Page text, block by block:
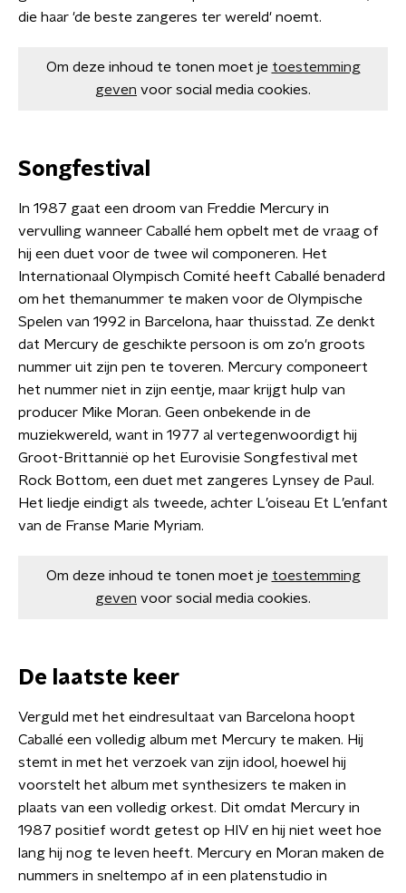
die haar 'de beste zangeres ter wereld' noemt.
Om deze inhoud te tonen moet je toestemming
geven voor social media cookies.
Songfestival
In 1987 gaat een droom van Freddie Mercury in
vervulling wanneer Caballé hem opbelt met de vraag of
hij een duet voor de twee wil componeren. Het
Internationaal Olympisch Comité heeft Caballé benaderd
om het themanummer te maken voor de Olympische
Spelen van 1992 in Barcelona, haar thuisstad. Ze denkt
dat Mercury de geschikte persoon is om zo'n groots
nummer uit zijn pen te toveren. Mercury componeert
het nummer niet in zijn eentje, maar krijgt hulp van
producer Mike Moran. Geen onbekende in de
muziekwereld, want in 1977 al vertegenwoordigt hij
Groot-Brittannië op het Eurovisie Songfestival met
Rock Bottom, een duet met zangeres Lynsey de Paul.
Het liedje eindigt als tweede, achter L’oiseau Et L’enfant
van de Franse Marie Myriam.
Om deze inhoud te tonen moet je toestemming
geven voor social media cookies.
De laatste keer
Verguld met het eindresultaat van Barcelona hoopt
Caballé een volledig album met Mercury te maken. Hij
stemt in met het verzoek van zijn idool, hoewel hij
voorstelt het album met synthesizers te maken in
plaats van een volledig orkest. Dit omdat Mercury in
1987 positief wordt getest op HIV en hij niet weet hoe
lang hij nog te leven heeft. Mercury en Moran maken de
nummers in sneltempo af in een platenstudio in